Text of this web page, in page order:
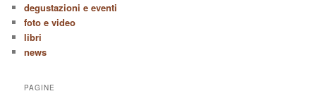
degustazioni e eventi
foto e video
libri
news
PAGINE